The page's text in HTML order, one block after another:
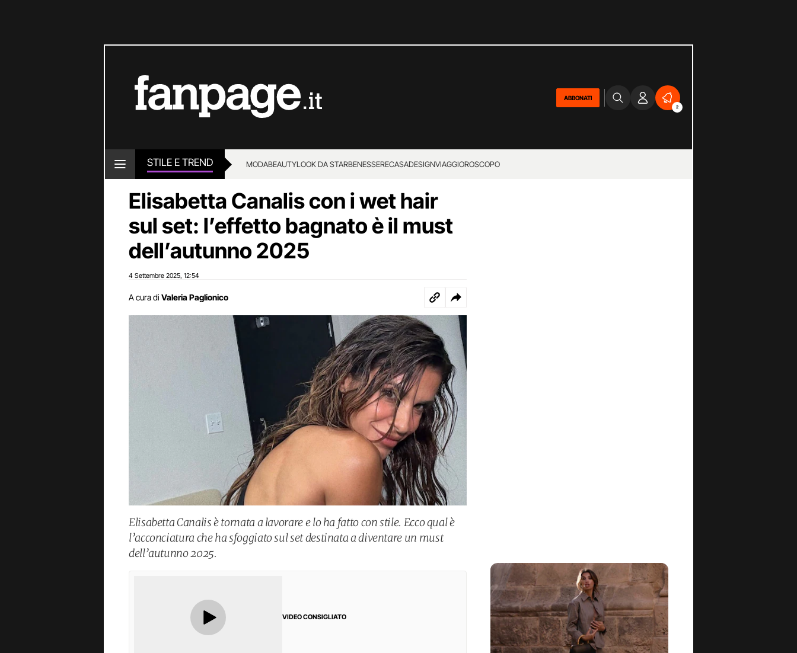
ABBONATI
2
STILE E TREND MODABEAUTYLOOK DA STARBENESSERECASADESIGNVIAGGIOROSCOPO
Elisabetta Canalis con i wet hair
sul set: l’effetto bagnato è il must
dell’autunno 2025
4 Settembre 2025 12:54
A cura di Valeria Paglionico
Elisabetta Canalis è tornata a lavorare e lo ha fatto con stile. Ecco qual è
l’acconciatura che ha sfoggiato sul set destinata a diventare un must
dell’autunno 2025.
VIDEO CONSIGLIATO